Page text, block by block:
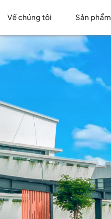
Về chúng tôi Sản phẩm